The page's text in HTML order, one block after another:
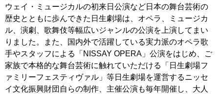
ウェイ・ミュージカルの初来日公演など日本の舞台芸術の
歴史とともに歩んできた日生劇場は、オペラ、ミュージカ
ル、演劇、歌舞伎等幅広いジャンルの公演を上演してまい
りました。また、国内外で活躍している実力派のオペラ歌
手やスタッフによる「NISSAY OPERA」公演をはじめ、ご
家族で本格的な舞台芸術に触れていただける「日生劇場フ
ァミリーフェスティヴァル」等日生劇場を運営するニッセ
イ文化振興財団自らの制作、主催公演も毎年開催し、大人